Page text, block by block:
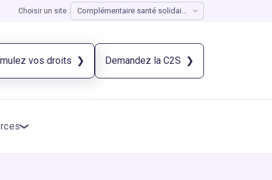
Choisir un site :
vos droits Demandez la C2S